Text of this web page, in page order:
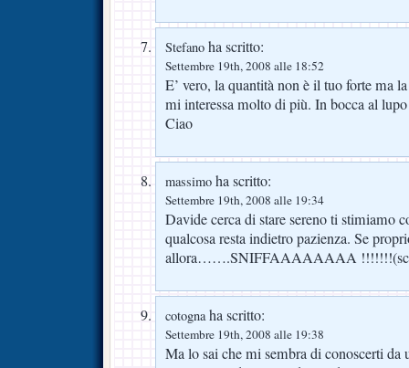
Stefano ha scritto:
Settembre 19th, 2008 alle 18:52
E’ vero, la quantità non è il tuo forte ma
mi interessa molto di più. In bocca al
Ciao
massimo ha scritto:
Settembre 19th, 2008 alle 19:34
Davide cerca di stare sereno ti stimiamo
qualcosa resta indietro pazienza. Se
allora…….SNIFFAAAAAAAA
cotognaha scritto:
Settembre 19th, 2008 alle 19:38
Ma lo sai che mi sembra di conoscerti